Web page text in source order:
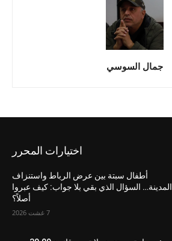
جمال السوسي
اختيارات المحرر
أطفال سبتة بين عرض الرباط واستنزاف
المدينة… السؤال الذي بقي بلا جواب: كيف عبروا
أصلاً؟
7 غشت 2026